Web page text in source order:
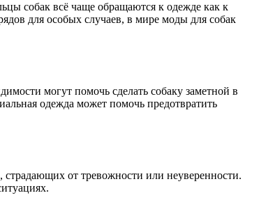
собак всё чаще обращаются к одежде как к
для особых случаев, в мире моды для собак
могут помочь сделать собаку заметной в
одежда может помочь предотвратить
от тревожности или неуверенности.